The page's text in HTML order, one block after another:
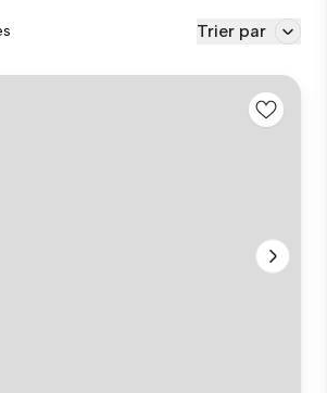
Trier par